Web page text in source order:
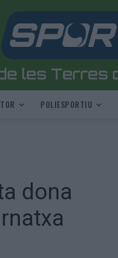
POLIESPORTIU
dona